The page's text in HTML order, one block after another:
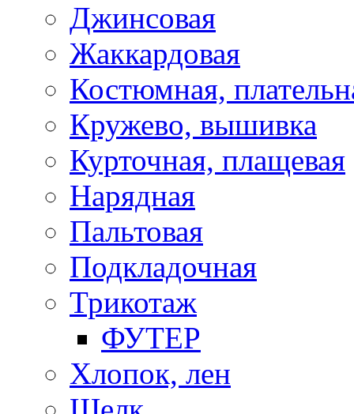
Джинсовая
Жаккардовая
Костюмная,
Кружево, вышивка
Курточная, плащевая
Нарядная
Пальтовая
Подкладочная
Трикотаж
ФУТЕР
Хлопок, лен